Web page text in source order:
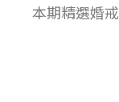
本期精選婚戒